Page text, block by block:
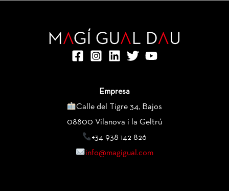
Empresa
Calle del Tigre 34, Bajos
08800 Vilanova i la Geltrú
+34 938 142 826
info@magigual.com